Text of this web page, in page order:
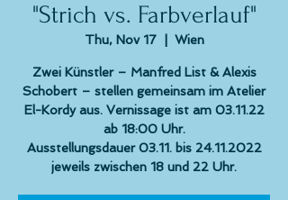
"Strich vs. Farbverlauf"
Thu, Nov 17
  |
Wien
Zwei Künstler – Manfred List & Alexis
Schobert – stellen gemeinsam im Atelier
El-Kordy aus. Vernissage ist am 03.11.22
ab 18:00 Uhr.
Ausstellungsdauer 03.11. bis 24.11.2022
jeweils zwischen 18 und 22 Uhr.